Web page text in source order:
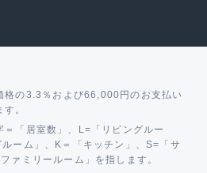
格の3.3％および66,000円のお支払い
。
＝「居室数」、L=「リビングルー
ーム」、K＝「キッチン」、S=「サ
ァミリールーム」を指します。